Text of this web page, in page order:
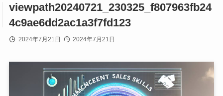
viewpath20240721_230325_f807963fb24
4c9ae6dd2ac1a3f7fd123
2024年7月21日 2024年7月21日